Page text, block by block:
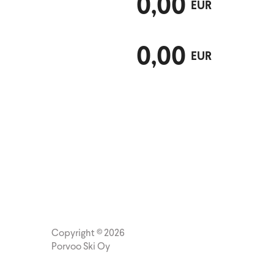
0,00 EUR
0,00 EUR
Copyright © 2026
Porvoo Ski Oy